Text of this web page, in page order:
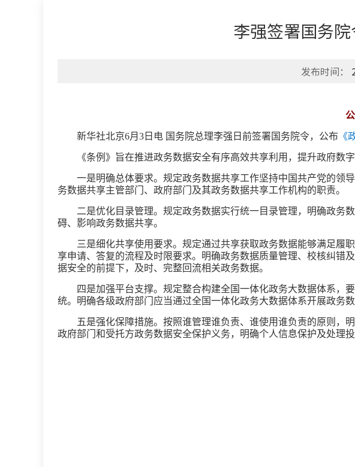
李强签署国务院
发布时间：
新华社北京6月3日电 国务院总理李强日前签署国务院令，公布 《
《条例》旨在推进政务数据安全有序高效共享利用，提升政府数
一是明确总体要求。规定政务数据共享工作坚持中国共产党的领
务数据共享主管部门、政府部门及其政务数据共享工作机构的职责。
二是优化目录管理。规定政务数据实行统一目录管理，明确政务
碍、影响政务数据共享。
三是细化共享使用要求。规定通过共享获取政务数据能够满足履
享申请、答复的流程及时限要求。明确政务数据质量管理、校核纠错
据安全的前提下，及时、完整回流相关政务数据。
四是加强平台支撑。规定整合构建全国一体化政务大数据体系，
统。明确各级政府部门应当通过全国一体化政务大数据体系开展政务数
五是强化保障措施。按照谁管理谁负责、谁使用谁负责的原则，
政府部门和受托方政务数据安全保护义务，明确个人信息保护及处理